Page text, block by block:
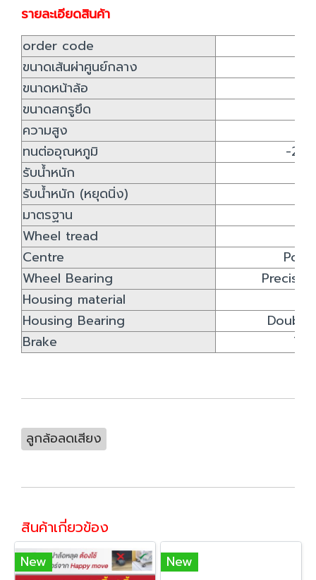
รายละเอียดสินค้า
order code
ขนาดเส้นผ่าศูนย์กลาง
ขนาดหน้าล้อ
ขนาดสกรูยึด
ความสูง
ทนต่ออุณหภูมิ
-20
รับน้ำหนัก
รับน้ำหนัก (หยุดนิ่ง)
มาตรฐาน
Wheel tread
Centre
Wheel Bearing
Housing material
Housing Bearing
ฺBrake
ลูกล้อลดเสียง
สินค้าเกี่ยวข้อง
New New